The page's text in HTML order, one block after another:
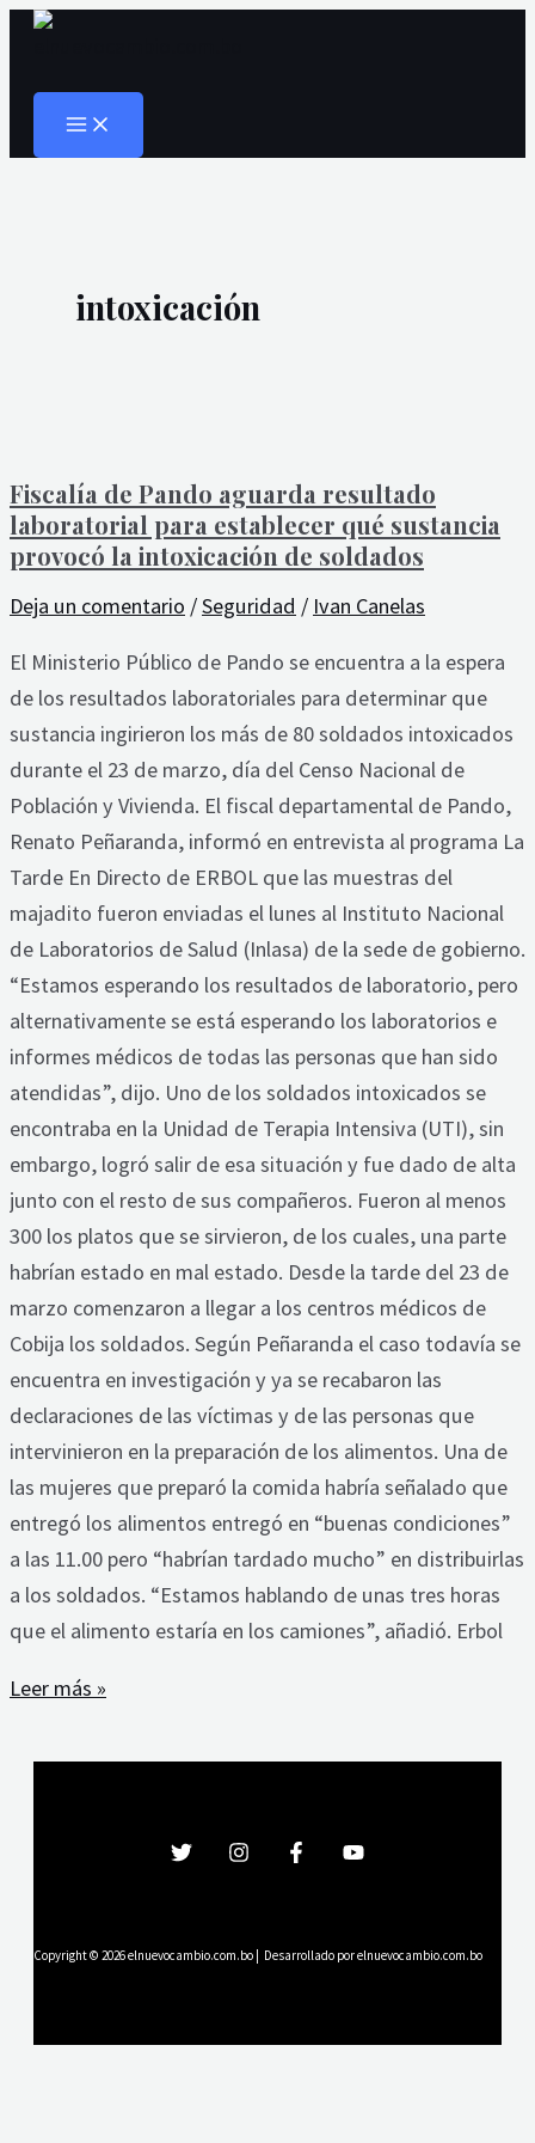
Ir
contenido
MAIN
intoxicación
Fiscalía de Pando aguarda resultado
laboratorial para establecer qué sustancia
provocó la intoxicación de soldados
Deja un comentario /Seguridad / Ivan Canelas
El Ministerio Público de Pando se encuentra a la espera
de los resultados laboratoriales para determinar que
sustancia ingirieron los más de 80 soldados intoxicados
durante el 23 de marzo, día del Censo Nacional de
Población y Vivienda. El fiscal departamental de Pando,
Renato Peñaranda, informó en entrevista al programa La
Tarde En Directo de ERBOL que las muestras del
majadito fueron enviadas el lunes al Instituto Nacional
de Laboratorios de Salud (Inlasa) de la sede de gobierno.
“Estamos esperando los resultados de laboratorio, pero
alternativamente se está esperando los laboratorios e
informes médicos de todas las personas que han sido
atendidas”, dijo. Uno de los soldados intoxicados se
encontraba en la Unidad de Terapia Intensiva (UTI), sin
embargo, logró salir de esa situación y fue dado de alta
junto con el resto de sus compañeros. Fueron al menos
300 los platos que se sirvieron, de los cuales, una parte
habrían estado en mal estado. Desde la tarde del 23 de
marzo comenzaron a llegar a los centros médicos de
Cobija los soldados. Según Peñaranda el caso todavía se
encuentra en investigación y ya se recabaron las
declaraciones de las víctimas y de las personas que
intervinieron en la preparación de los alimentos. Una de
las mujeres que preparó la comida habría señalado que
entregó los alimentos entregó en “buenas condiciones”
a las 11.00 pero “habrían tardado mucho” en distribuirlas
a los soldados. “Estamos hablando de unas tres horas
que el alimento estaría en los camiones”, añadió. Erbol
Fiscalía
Pando
aguarda
resultado
de
soldados
Leer más »
Copyright © 2026 elnuevocambio.com.bo | Desarrollado por elnuevocambio.com.bo